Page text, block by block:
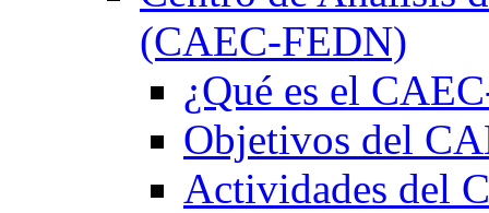
(CAEC-FEDN)
¿Qué es el
Objetivos del
Actividades del